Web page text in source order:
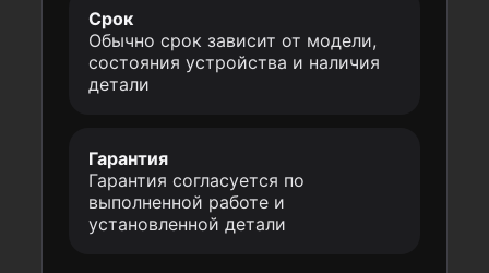
Срок
Обычно срок зависит от модели,
состояния устройства и наличия
детали
Гарантия
Гарантия согласуется по
выполненной работе и
установленной детали